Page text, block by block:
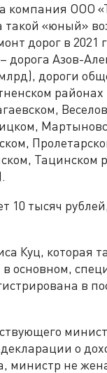
компания ООО
«юный»
дорог в 2021
дорога Азов-
дороги
районах
Тацинском
10 тысяч
Куц, которая
основном,
в
о
министр не